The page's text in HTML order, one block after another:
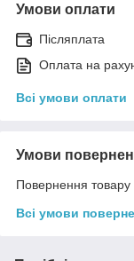
Умови оплати
Післяплата
Оплата на
Всі умови оплати
Умови
Повернення товару
Всі умови